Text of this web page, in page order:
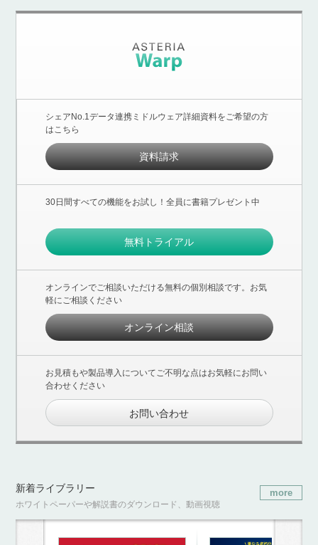
シェアNo.1データ連携ミドルウェア詳細資料をご希望の方
はこちら
資料請求
30日間すべての機能をお試し！全員に書籍プレゼント中
無料トライアル
オンラインでご相談いただける無料の個別相談です。お気
軽にご相談ください
オンライン相談
お見積もや製品導入についてご不明な点はお気軽にお問い
合わせください
お問い合わせ
新着ライブラリー
ホワイトペーパーや解説書のダウンロード、動画視聴
more